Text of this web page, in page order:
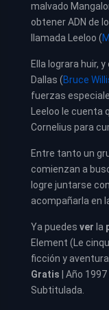
malvado
obtener ADN de
llamada Leeloo (
Ella lograra huir,
Dallas (Bruce
fuerzas
Leeloo le
Cornelius para
Entre tanto un
comienzan a
logre juntarse
acompañarla en
Ya puedes ver la
Element (Le
ficción y
Gratis | Año
Subtitulada.